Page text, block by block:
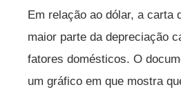
Em relação ao dólar, a carta
maior parte da depreciação
fatores domésticos. O
um gráfico em que mostra